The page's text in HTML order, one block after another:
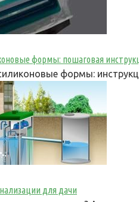
формы: пошаговая
формы:
для дачи